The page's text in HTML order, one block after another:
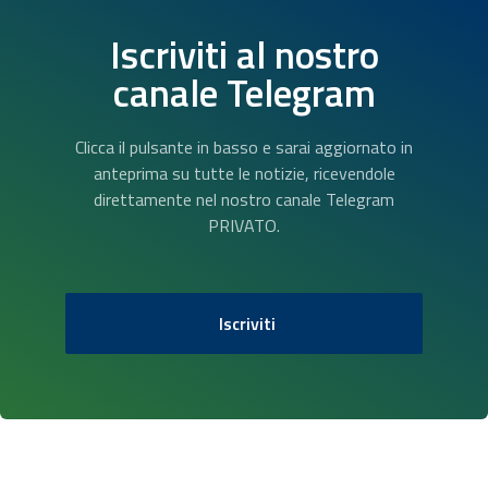
Iscriviti al nostro
canale Telegram
Clicca il pulsante in basso e sarai aggiornato in
anteprima su tutte le notizie, ricevendole
direttamente nel nostro canale Telegram
PRIVATO.
Iscriviti